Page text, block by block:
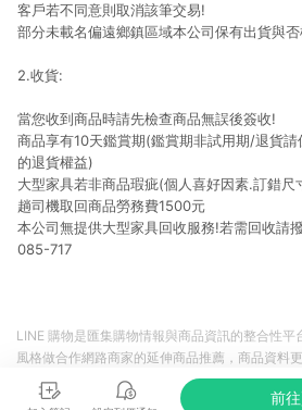
客戶若不同意則取消該筆交易!
部分未載名偏遠鄉鎮區域本公司保有出貨與
2.收貨:
當您收到商品時請先檢查商品無誤後簽收!
商品享有10天鑑賞期(鑑賞期非試用期/退貨
的退貨權益)
大型家具若非商品瑕疵(個人喜好因素.訂錯
趟司機取回商品勞務費1500元
本公司無提供大型家具回收服務!若需回收請
085-717
前
LINE 購物是匯集購物情報與商品資訊的整合性
風格做合作網路商家的延伸商品推薦，商品資料
商品至各合作網路商家，確認現售價與購物條件
準。